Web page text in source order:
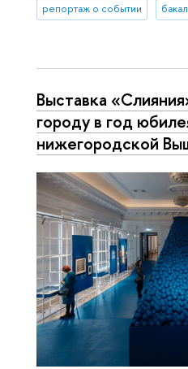
репортаж о событии
Выставка
городу в год
нижегородской